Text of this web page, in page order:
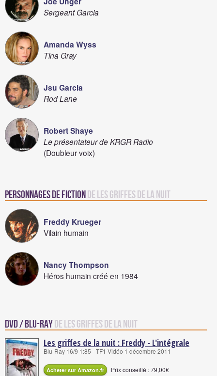
Sergeant Garcia
Amanda Wyss
Tina Gray
Jsu Garcia
Rod Lane
Robert Shaye
Le présentateur de KRGR Radio
(Doubleur voix)
Personnages de fictionde Les griffes de la nuit
Freddy Krueger
Vilain humain
Nancy Thompson
Héros humain créé en 1984
DVD / Blu-Rayde Les griffes de la nuit
Les griffes de la nuit : Freddy - L'intégrale
Blu-Ray 16/9 1:85 - TF1 Vidéo 1 décembre 2011
Acheter sur Amazon.fr Prix conseillé : 79,00€